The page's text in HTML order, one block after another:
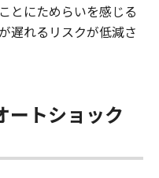
とにためらいを感じる
遅れるリスクが低減さ
ートショック